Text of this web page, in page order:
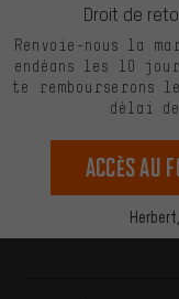
Herbert,
Droit de
Renvoie-nous la
endéans les 10
te rembourserons
délai
Accès au